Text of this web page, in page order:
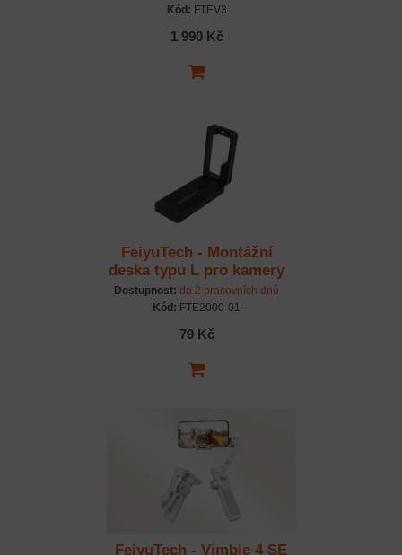
Kód: FTEV3
1 990 Kč
FeiyuTech - Montážní
deska typu L pro kamery
VDSLR pro gimbaly
AK2000S a AK2000C
Dostupnost: do 2 pracovních dnů
Kód: FTE2000-01
79 Kč
FeiyuTech - Vimble 4 SE